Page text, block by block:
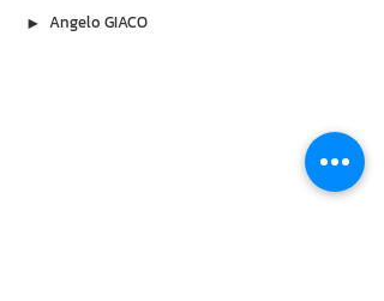
▶︎ Angelo GIACO